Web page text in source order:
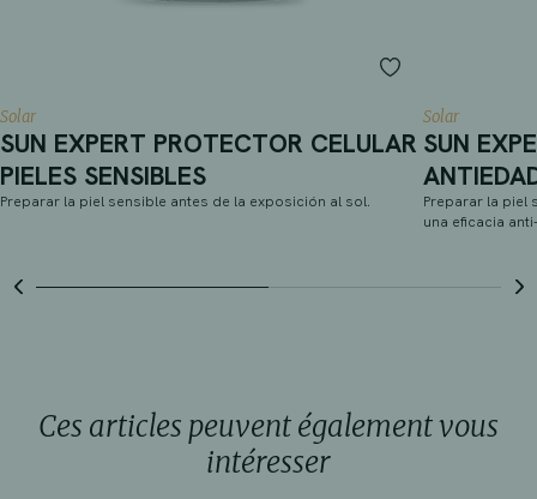
Solar
SUN EXPERT PROTECTOR CELULAR
PIELES SENSIBLES
Preparar la piel sensible antes de la exposición al sol.
Solar
SUN
Preparar la piel
una eficacia
Ces articles peuvent également vous
intéresser